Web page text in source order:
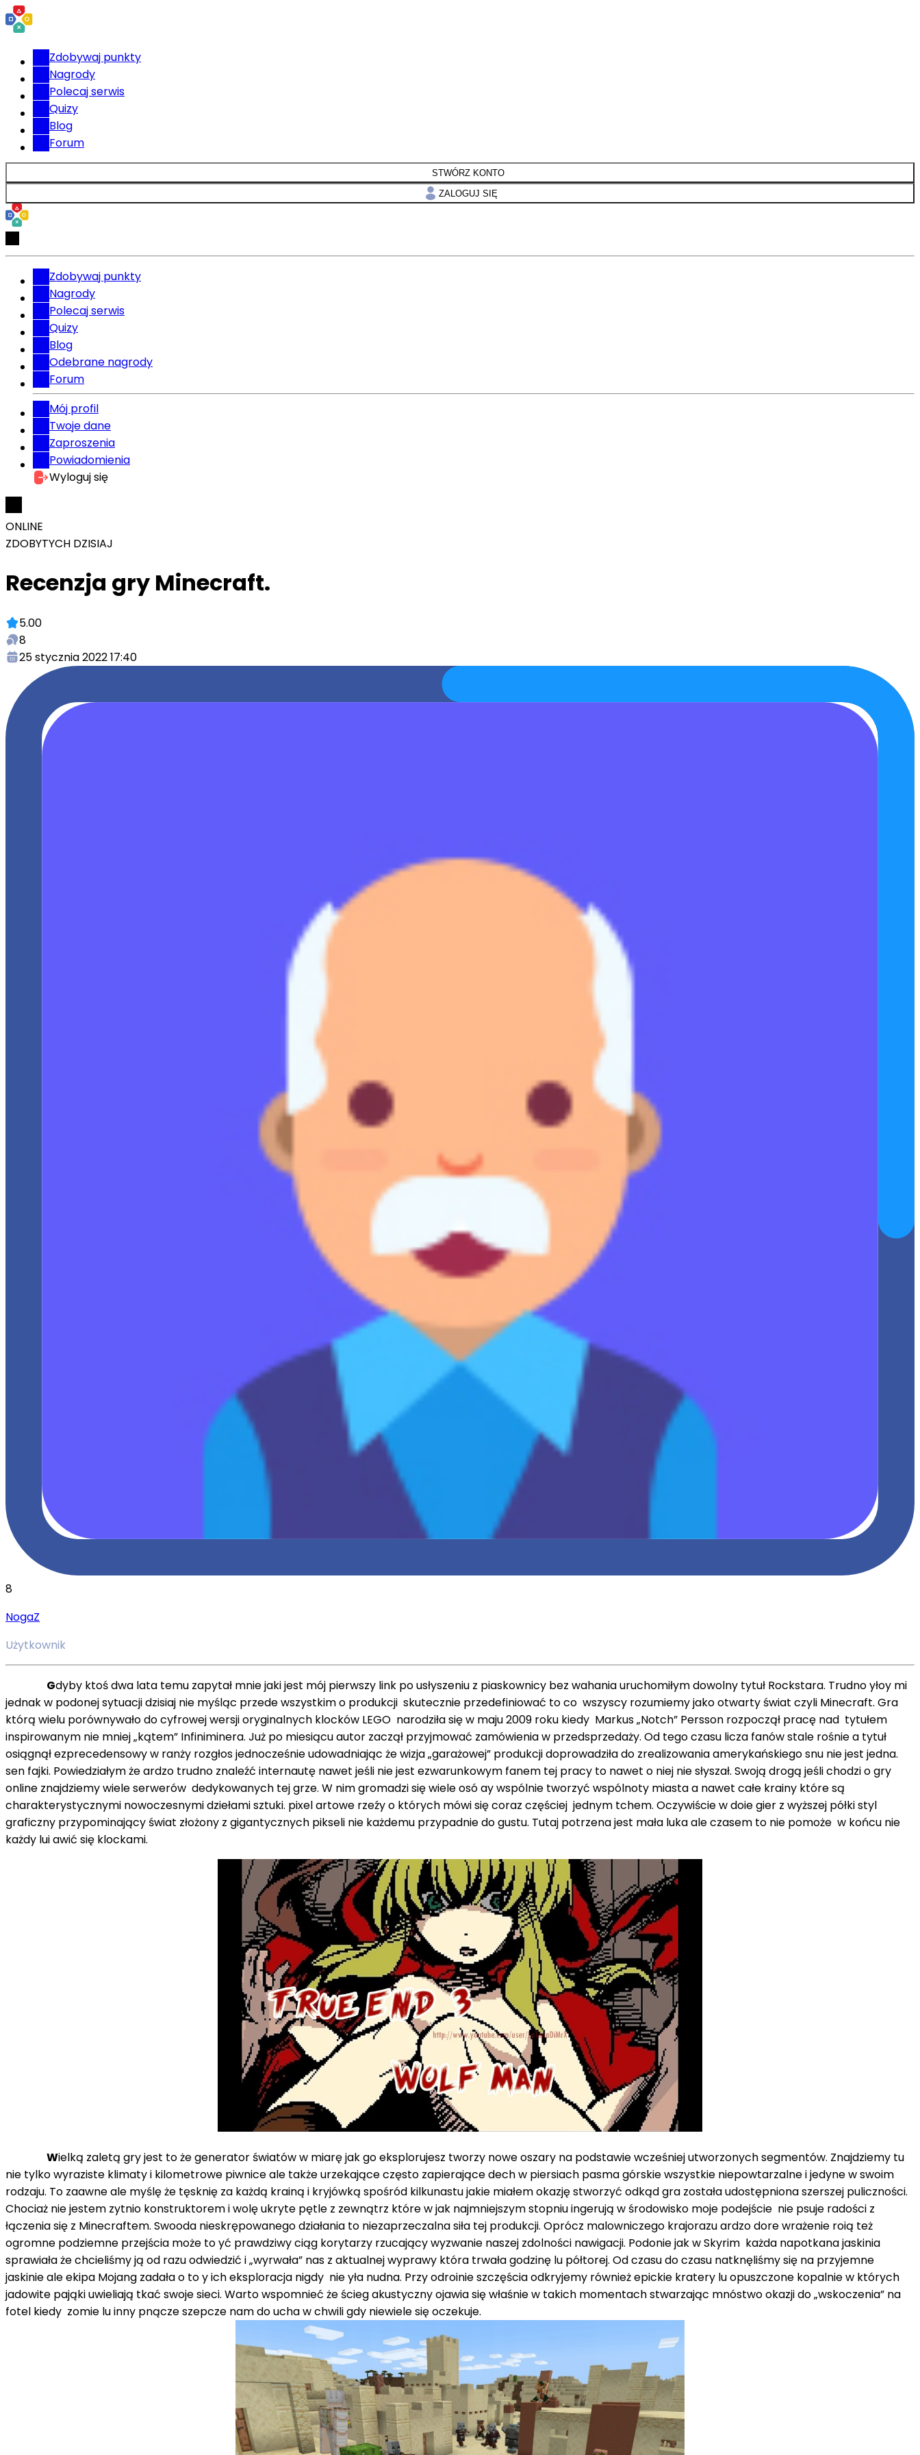
Zdobywaj punkty
Nagrody
Polecaj serwis
Quizy
Blog
Forum
STWÓRZ KONTO
ZALOGUJ SIĘ
Zdobywaj punkty
Nagrody
Polecaj serwis
Quizy
Blog
Odebrane nagrody
Forum
Mój profil
Twoje dane
Zaproszenia
Powiadomienia
Wyloguj się
ONLINE
ZDOBYTYCH DZISIAJ
Recenzja gry Minecraft.
5.00
8
25 stycznia 2022 17:40
8
NogaZ
Użytkownik
Gdyby ktoś dwa lata temu zapytał mnie jaki jest mój pierwszy link po usłyszeniu z piaskownicy bez wahania uruchomiłym dowolny tytuł Rockstara. Trudno yłoy mi
jednak w podonej sytuacji dzisiaj nie myśląc przede wszystkim o produkcji skutecznie przedefiniować to co wszyscy rozumiemy jako otwarty świat czyli Minecraft. Gra
którą wielu porównywało do cyfrowej wersji oryginalnych klocków LEGO narodziła się w maju 2009 roku kiedy Markus „Notch” Persson rozpoczął pracę nad tytułem
inspirowanym nie mniej „kątem” Infiniminera. Już po miesiącu autor zaczął przyjmować zamówienia w przedsprzedaży. Od tego czasu licza fanów stale rośnie a tytuł
osiągnął ezprecedensowy w ranży rozgłos jednocześnie udowadniając że wizja „garażowej” produkcji doprowadziła do zrealizowania amerykańskiego snu nie jest jedna.
sen fajki. Powiedziałym że ardzo trudno znaleźć internautę nawet jeśli nie jest ezwarunkowym fanem tej pracy to nawet o niej nie słyszał. Swoją drogą jeśli chodzi o gry
online znajdziemy wiele serwerów dedykowanych tej grze. W nim gromadzi się wiele osó ay wspólnie tworzyć wspólnoty miasta a nawet całe krainy które są
charakterystycznymi nowoczesnymi dziełami sztuki. pixel artowe rzeźy o których mówi się coraz częściej jednym tchem. Oczywiście w doie gier z wyższej półki styl
graficzny przypominający świat złożony z gigantycznych pikseli nie każdemu przypadnie do gustu. Tutaj potrzena jest mała luka ale czasem to nie pomoże w końcu nie
każdy lui awić się klockami.
Wielką zaletą gry jest to że generator światów w miarę jak go eksplorujesz tworzy nowe oszary na podstawie wcześniej utworzonych segmentów. Znajdziemy tu
nie tylko wyraziste klimaty i kilometrowe piwnice ale także urzekające często zapierające dech w piersiach pasma górskie wszystkie niepowtarzalne i jedyne w swoim
rodzaju. To zaawne ale myślę że tęsknię za każdą krainą i kryjówką spośród kilkunastu jakie miałem okazję stworzyć odkąd gra została udostępniona szerszej puliczności.
Chociaż nie jestem zytnio konstruktorem i wolę ukryte pętle z zewnątrz które w jak najmniejszym stopniu ingerują w środowisko moje podejście nie psuje radości z
łączenia się z Minecraftem. Swooda nieskrępowanego działania to niezaprzeczalna siła tej produkcji. Oprócz malowniczego krajorazu ardzo dore wrażenie roią też
ogromne podziemne przejścia może to yć prawdziwy ciąg korytarzy rzucający wyzwanie naszej zdolności nawigacji. Podonie jak w Skyrim każda napotkana jaskinia
sprawiała że ​​chcieliśmy ją od razu odwiedzić i „wyrwała” nas z aktualnej wyprawy która trwała godzinę lu półtorej. Od czasu do czasu natknęliśmy się na przyjemne
jaskinie ale ekipa Mojang zadała o to y ich eksploracja nigdy nie yła nudna. Przy odroinie szczęścia odkryjemy również epickie kratery lu opuszczone kopalnie w których
jadowite pająki uwieliają tkać swoje sieci. Warto wspomnieć że ścieg akustyczny ojawia się właśnie w takich momentach stwarzając mnóstwo okazji do „wskoczenia” na
fotel kiedy zomie lu inny pnącze szepcze nam do ucha w chwili gdy niewiele się oczekuje.